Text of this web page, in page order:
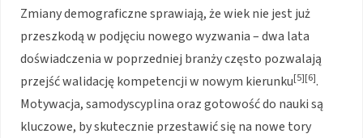
Zmiany demograficzne sprawiają, że wiek nie jest już
przeszkodą w podjęciu nowego wyzwania – dwa lata
doświadczenia w poprzedniej branży często pozwalają
przejść walidację kompetencji w nowym kierunku[5][6].
Motywacja, samodyscyplina oraz gotowość do nauki są
kluczowe, by skutecznie przestawić się na nowe tory